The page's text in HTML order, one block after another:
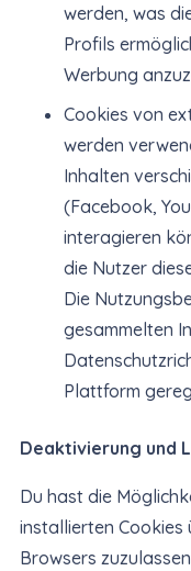
werden, was
Profils
Werbung
Cookies von
werden
Inhalten
(Facebook,
interagieren
die Nutzer
Die
gesammelten
Plattform
Deaktivierung und
Du hast die
installierten Cookies
Browsers